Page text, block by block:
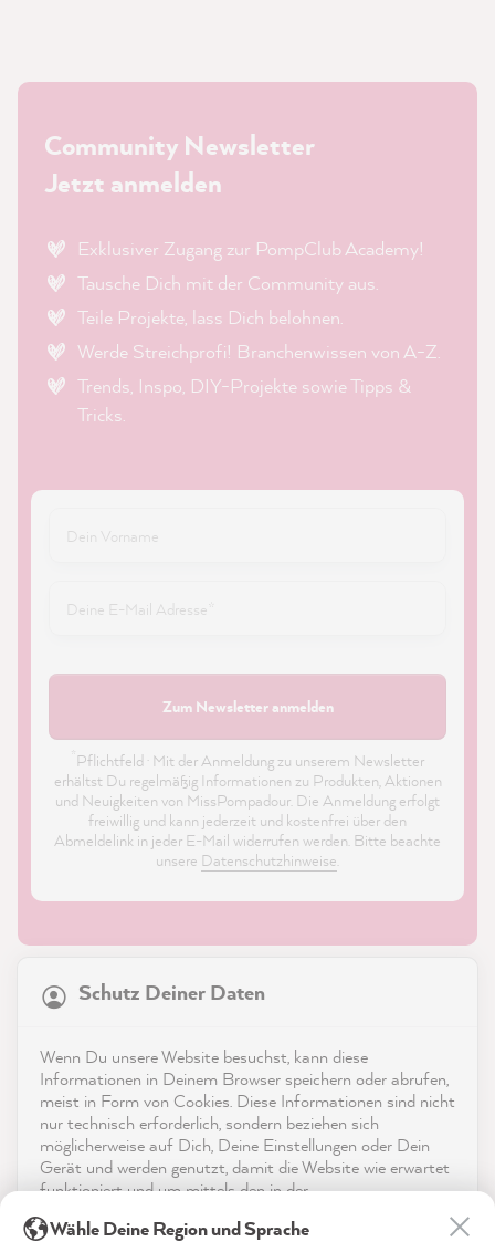
Community Newsletter
Jetzt anmelden
Exklusiver Zugang zur PompClub Academy!
Tausche Dich mit der Community aus.
Teile Projekte, lass Dich belohnen.
Werde Streichprofi! Branchenwissen von A-Z.
Trends, Inspo, DIY-Projekte sowie Tipps &
Tricks.
Zum Newsletter anmelden
Pflichtfeld · Mit der Anmeldung zu unserem Newsletter
erhältst Du regelmäßig Informationen zu Produkten, Aktionen
und Neuigkeiten von MissPompadour. Die Anmeldung erfolgt
freiwillig und kann jederzeit und kostenfrei über den
Abmeldelink in jeder E-Mail widerrufen werden. Bitte beachte
unsere Datenschutzhinweise.
Service
Kontakt
Schutz Deiner Daten
Wenn Du unsere Website besuchst, kann diese
Informationen in Deinem Browser speichern oder abrufen,
meist in Form von Cookies. Diese Informationen sind nicht
nur technisch erforderlich, sondern beziehen sich
möglicherweise auf Dich, Deine Einstellungen oder Dein
Gerät und werden genutzt, damit die Website wie erwartet
funktioniert und um mittels den in der
der Webseite für deren Optimierung zu analysieren sowie
21.899Bewertungen
reviews-io
Verifizierter Kunde
Wähle Deine Region und Sprache